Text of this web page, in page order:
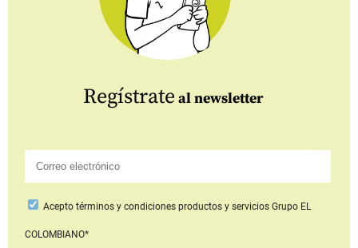
Regístrate al newsletter
Aceptotérminos y condiciones productos y serviciosGrupo EL
COLOMBIANO*